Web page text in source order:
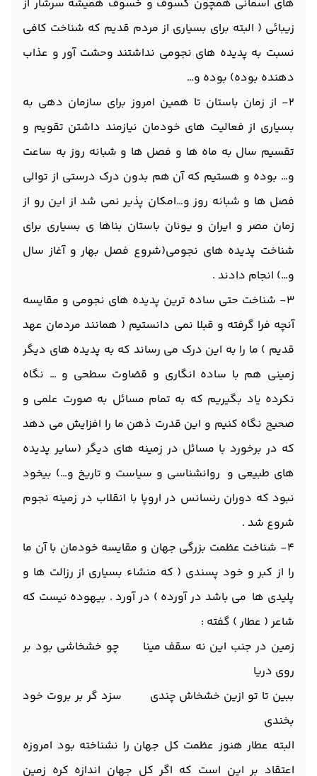
های آسمانی همچون کسوف و خسوف همیشه سرشار از
زیبائی ( البته برای بسیاری از مردم قدیم که شناخت کافی
نسبت به پدیده های نجومی نداشتند وحشت آور و عذاب
دهنده بوده) بوده و…
۲- از زمان باستان تا همین امروز برای سازمان دهی به
بسیاری از فعالیت های خودمان نیازمند داشتن تقویم و
تقسیم سال به ماه ها و فصل ها و شبانه روز به ساعت
و… بوده و هستیم که آن هم بدون درک درستی از توالی
فصل ها و شبانه روز و…امکان پذیر نمی شد از این رو از
زمان مصر و ایران و یونان باستان بناها ی بسیاری برای
شناخت پدیده های نجومی(شروع فصل بهار و آغاز سال
و…) انجام دادند .
۳- شناخت حتی ساده ترین پدیده های نجومی و مقایسه
آنچه فرا گرفته و قبلا نمی دانستیم ( همانند مردمان عهد
قدیم ) ما را به این درک می رساند که به پدیده های دیگر
زمینی هم با ساده انگاری و قضاوت سطحی و … نگاه
نکرده یاد بگیریم که به تمام مسائل به صورت علمی و
صحیح نگاه کنیم و این قدرت ذهن ما را افزایش می دهد
که در برخورد با مسائل در زمینه های دیگر (سایر پدیده
های طبیعی و روانشناسی و سیاست و تاریخ و…) بیخود
نبود که دوران رنسانس در اروپا با انقلاب در زمینه نجوم
شروع شد .
۴- شناخت عظمت بزرگی جهان و مقایسه خودمان با آن ما
را از کبر و خود پسندی ( که منشاء بسیاری از رزالت ها و
پلیدی ها می باشد در آورده ) در آورد . بیهوده نیست که
شاعر ( عطار ) گفته :
زمین در جنب این نه سقف مینا چو خشخاشی بود بر
روی دریا
ببین تا تو ازین خشخاش چندی سزد گر بر بروت خود
بخندی
البته عطار هنوز عظمت کل جهان را نشناخته بود امروزه
اعتقاد بر این است که اگر کل جهان اندازه کره زمین